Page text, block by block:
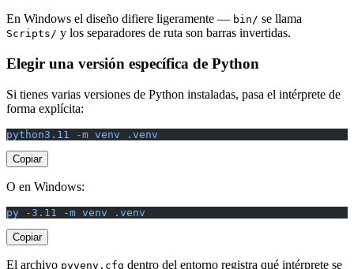
En Windows el diseño difiere ligeramente — bin/ se llama
Scripts/ y los separadores de ruta son barras invertidas.
Elegir una versión específica de Python
Si tienes varias versiones de Python instaladas, pasa el intérprete de
forma explícita:
python3.11 -m venv .venv
Copiar
O en Windows:
py -3.11 -m venv .venv
Copiar
El archivo pyvenv.cfg dentro del entorno registra qué intérprete se